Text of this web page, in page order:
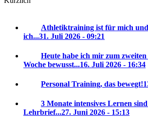
Athletiktraining ist für mich
ich...31. Juli 2026 - 09:21
Heute habe ich mir zum
Woche bewusst...16. Juli 2026 - 16:34
Personal Training, das bewegt!
3 Monate intensives Lernen
Lehrbrief...27. Juni 2026 - 15:13